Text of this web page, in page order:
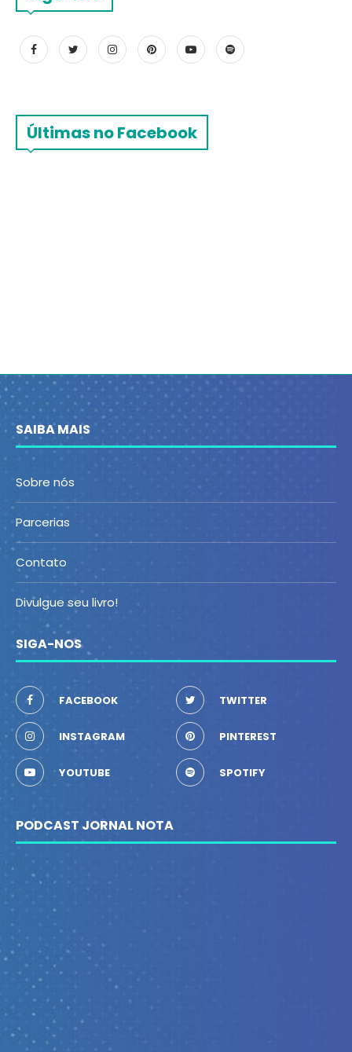
Últimas no Facebook
SAIBA MAIS
Sobre nós
Parcerias
Contato
Divulgue seu livro!
SIGA-NOS
FACEBOOK TWITTER
INSTAGRAM PINTEREST
YOUTUBE SPOTIFY
PODCAST JORNAL NOTA